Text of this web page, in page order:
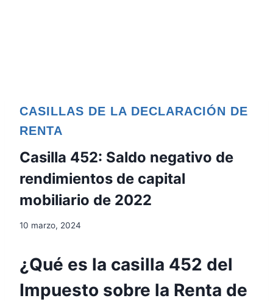
CASILLAS DE LA DECLARACIÓN DE
RENTA
Casilla 452: Saldo negativo de
rendimientos de capital
mobiliario de 2022
10 marzo, 2024
¿Qué es la casilla 452 del
Impuesto sobre la Renta de